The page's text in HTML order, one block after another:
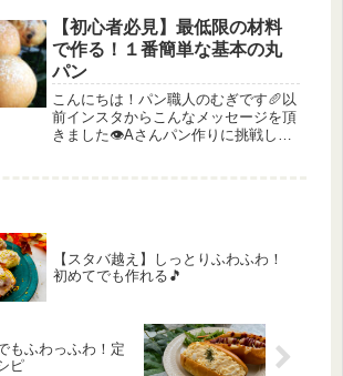
ね💦そもそも蒸し器持ってない方も多
いし（私も…）、フライパンに並べて
蒸...
【初心者必見】最低限の材料
で作る！１番簡単な基本の丸
パン
こんにちは！パン職人のむぎです🥖以
前インスタからこんなメッセージを頂
きました👁️Aさんパン作りに挑戦して
【スタバ越え】しっとりふわふわ！
初めてでも作れる🎵
もふわっふわ！定
ピ